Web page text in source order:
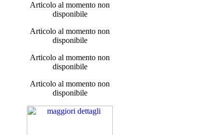
Articolo al momento non
disponibile
Articolo al momento non
disponibile
Articolo al momento non
disponibile
Articolo al momento non
disponibile